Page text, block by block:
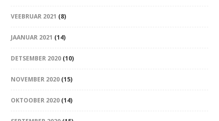
VEEBRUAR 2021 (8)
JAANUAR 2021 (14)
DETSEMBER 2020 (10)
NOVEMBER 2020 (15)
OKTOOBER 2020 (14)